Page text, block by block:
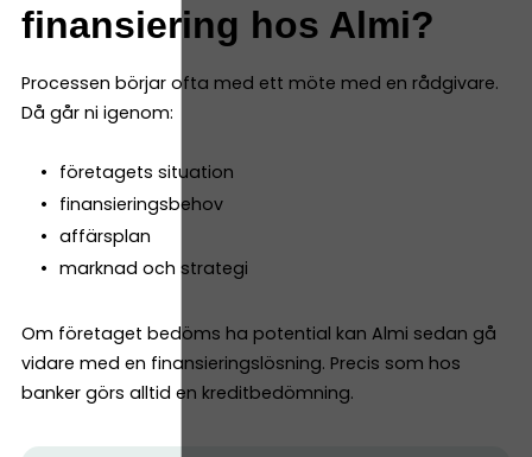
finansiering hos Almi?
Processen börjar ofta med ett möte med en rådgivare.
Då går ni igenom:
företagets situation
finansieringsbehov
affärsplan
marknad och strategi
Om företaget bedöms ha potential kan Almi sedan gå
vidare med en finansieringslösning. Precis som hos
banker görs alltid en kreditbedömning.